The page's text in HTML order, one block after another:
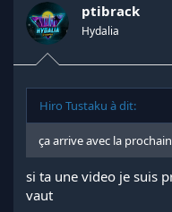
n
s
:
ptibrack
Hydalia
Hiro Tustaku à dit:
ça arrive avec la
si ta une video je suis
vaut